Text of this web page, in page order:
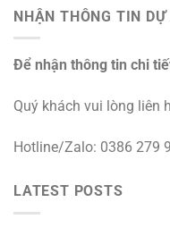
NHẬN THÔNG TIN DỰ
Để nhận thông tin chi
Quý khách vui lòng liên
Hotline/Zalo: 0386 279
LATEST POSTS